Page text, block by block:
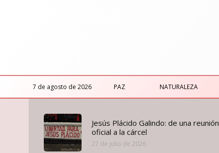
7 de agosto de 2026 PAZ NATURALEZA
Jesús Plácido Galindo: de una reunión
oficial a la cárcel
27 de julio de 2026